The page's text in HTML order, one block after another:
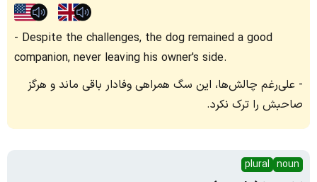
Despite the challenges, the dog remained a good
companion, never leaving his owner's side.
علی‌رغم چالش‌ها، این سگ همراهی وفادار باقی ماند و هرگز
صاحبش را ترک نکرد.
noun
plural